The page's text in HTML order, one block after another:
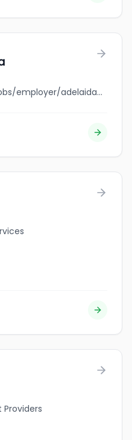
jobbank.gc.ca/browsejobs/employer/adelaida+ebora/ca